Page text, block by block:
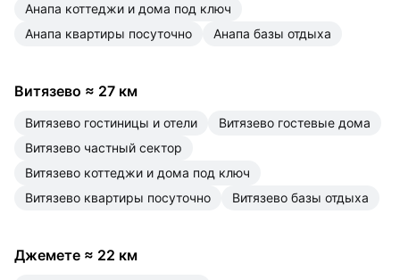
Анапа коттеджи и дома под ключ
Анапа квартиры посуточно
Анапа базы отдыха
Витязево ≈ 27 км
Витязево гостиницы и отели
Витязево гостевые дома
Витязево частный сектор
Витязево коттеджи и дома под ключ
Витязево квартиры посуточно
Витязево базы отдыха
Джемете ≈ 22 км